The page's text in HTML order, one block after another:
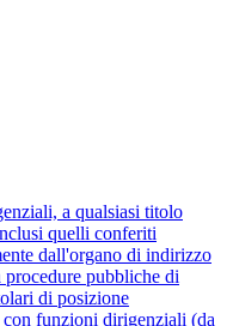
a qualsiasi titolo
quelli conferiti
dall'organo di indirizzo
procedure pubbliche di
di posizione
funzioni dirigenziali (da